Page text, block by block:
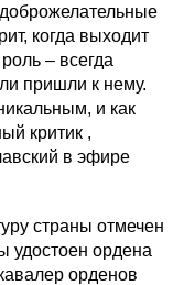
когда выходит
– всегда
пришли к нему.
и как
критик ,
в эфире
страны отмечен
удостоен ордена
орденов